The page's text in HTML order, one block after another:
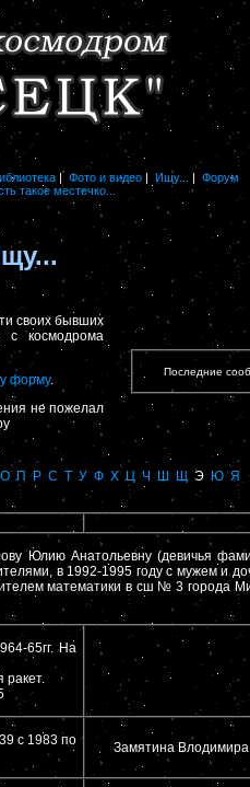
| Фото и видео | Ищу... | Форум
такое местечко...
своих бывших
с космодрома
форму.
не пожелал
Последние
О П Р С Т У Ф Х Ц Ч Ш Щ Э Ю Я
Юлию Анатольевну (девичья
в 1992-1995 году с мужем и
математики в сш № 3 города
65гг. На
ракет.
с 1983 по
Замятина